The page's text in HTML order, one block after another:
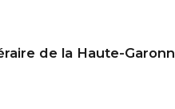
de la Haute-